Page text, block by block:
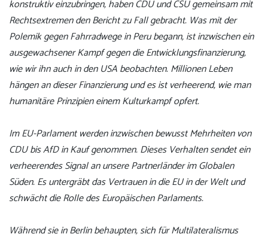
konstruktiv einzubringen, haben CDU und CSU gemeinsam mit
Rechtsextremen den Bericht zu Fall gebracht. Was mit der
Polemik gegen Fahrradwege in Peru begann, ist inzwischen ein
ausgewachsener Kampf gegen die Entwicklungsfinanzierung,
wie wir ihn auch in den USA beobachten. Millionen Leben
hängen an dieser Finanzierung und es ist verheerend, wie man
humanitäre Prinzipien einem Kulturkampf opfert.
Im EU-Parlament werden inzwischen bewusst Mehrheiten von
CDU bis AfD in Kauf genommen. Dieses Verhalten sendet ein
verheerendes Signal an unsere Partnerländer im Globalen
Süden. Es untergräbt das Vertrauen in die EU in der Welt und
schwächt die Rolle des Europäischen Parlaments.
Während sie in Berlin behaupten, sich für Multilateralismus